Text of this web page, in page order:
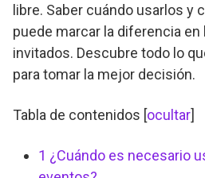
libre. Saber cuándo usarlos y
puede marcar la diferencia
invitados. Descubre todo lo
para tomar la mejor decisión.
Tabla de contenidos [ocultar]
1 ¿Cuándo es necesario